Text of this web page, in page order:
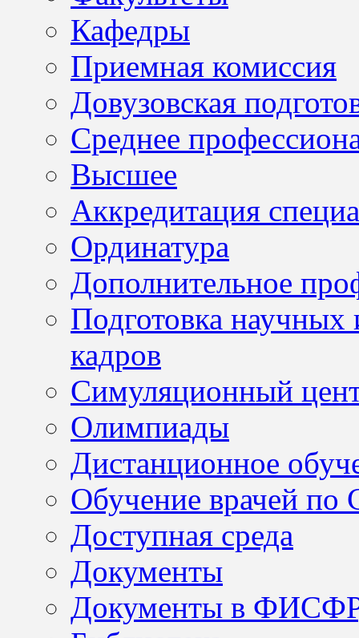
Кафедры
Приемная комиссия
Довузовская
Среднее
Высшее
Аккредитация
Ординатура
Дополнительное
Подготовка научных
кадров
Симуляционный
Олимпиады
Дистанционное
Обучение врачей по
Доступная среда
Документы
Документы в